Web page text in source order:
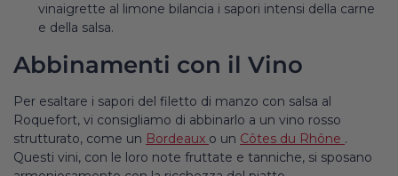
vinaigrette al limone bilancia i sapori intensi della carne
e della salsa.
Abbinamenti con il Vino
Per esaltare i sapori del filetto di manzo con salsa al
Roquefort, vi consigliamo di abbinarlo a un vino rosso
strutturato, come un Bordeaux o un Côtes du Rhône .
Questi vini, con le loro note fruttate e tanniche, si sposano